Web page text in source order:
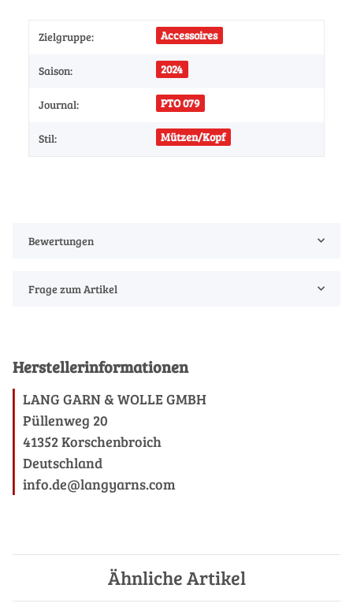
Zielgruppe: Accessoires
Saison: 2024
Journal: PTO 079
Stil: Mützen/Kopf
Bewertungen
Frage zum Artikel
Herstellerinformationen
LANG GARN & WOLLE GMBH
Püllenweg 20
41352 Korschenbroich
Deutschland
info.de@langyarns.com
Ähnliche Artikel